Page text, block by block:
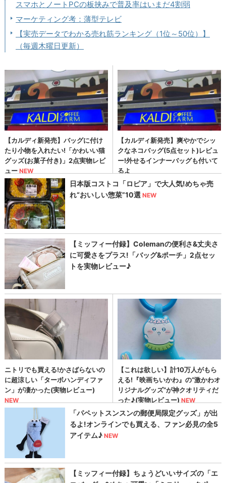
スマホとノートPCの板挟みで普及率はいまだ4割弱
マーケティング考：薄型テレビ
【実売データでわかる売れ筋ランキング（1位～50位）】
（毎週木曜日更新）